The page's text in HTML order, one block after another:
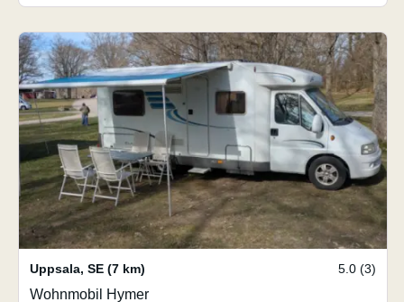
Uppsala, SE (7 km) 5.0 (3)
Wohnmobil Hymer